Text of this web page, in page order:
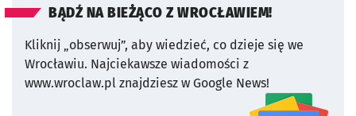
BĄDŹ NA BIEŻĄCO Z WROCŁAWIEM!
Kliknij „obserwuj”, aby wiedzieć, co dzieje się we
Wrocławiu. Najciekawsze wiadomości z
www.wroclaw.pl znajdziesz w Google News!